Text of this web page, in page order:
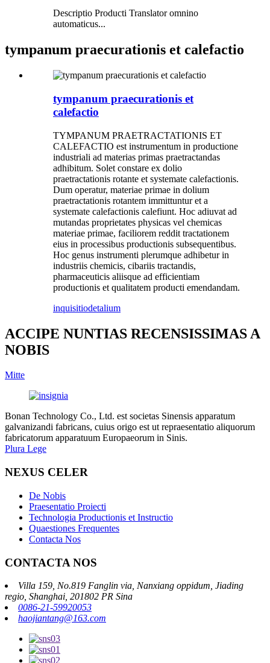
Descriptio Producti Translator omnino
automaticus...
tympanum praecurationis et calefactio
tympanum praecurationis et
calefactio
TYMPANUM PRAETRACTATIONIS ET
CALEFACTIO est instrumentum in productione
industriali ad materias primas praetractandas
adhibitum. Solet constare ex dolio
praetractationis rotante et systemate calefactionis.
Dum operatur, materiae primae in dolium
praetractationis rotantem immittuntur et a
systemate calefactionis calefiunt. Hoc adiuvat ad
mutandas proprietates physicas vel chemicas
materiae primae, faciliorem reddit tractationem
eius in processibus productionis subsequentibus.
Hoc genus instrumenti plerumque adhibetur in
industriis chemicis, cibariis tractandis,
pharmaceuticis aliisque ad efficientiam
productionis et qualitatem producti emendandam.
inquisitiodetalium
ACCIPE NUNTIAS RECENSISSIMAS A
NOBIS
Mitte
Bonan Technology Co., Ltd. est societas Sinensis apparatum
galvanizandi fabricans, cuius origo est ut repraesentatio aliquorum
fabricatorum apparatuum Europaeorum in Sinis.
Plura Lege
NEXUS CELER
De Nobis
Praesentatio Proiecti
Technologia Productionis et Instructio
Quaestiones Frequentes
Contacta Nos
CONTACTA NOS
Villa 159, No.819 Fanglin via, Nanxiang oppidum, Jiading
regio, Shanghai, 201802 PR Sina
0086-21-59920053
haojiantang@163.com